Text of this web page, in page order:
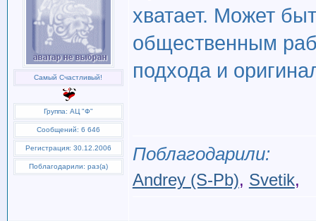
Самый Cчастливый!
Группа: АЦ "Ф"
Сообщений: 6 646
Регистрация: 30.12.2006
Поблагодарили: раз(а)
хватает. Может
общественным
подхода и
Поблагодарили:
Andrey (S-Pb), Svetik,